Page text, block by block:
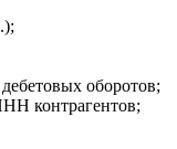
оборотов;
контрагентов;